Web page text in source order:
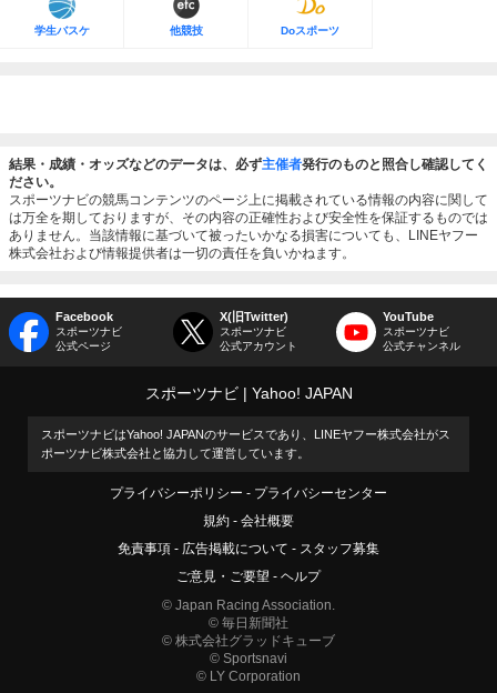
学生バスケ 他競技 Doスポーツ
結果・成績・オッズなどのデータは、必ず主催者発行のものと照合し確認してく
ださい。
スポーツナビの競馬コンテンツのページ上に掲載されている情報の内容に関して
は万全を期しておりますが、その内容の正確性および安全性を保証するものでは
ありません。当該情報に基づいて被ったいかなる損害についても、LINEヤフー
株式会社および情報提供者は一切の責任を負いかねます。
Facebook
スポーツナビ
公式ページ
X(旧Twitter)
スポーツナビ
公式アカウント
YouTube
スポーツナビ
公式チャンネル
スポーツナビ Yahoo! JAPAN
スポーツナビはYahoo! JAPANのサービスであり、LINEヤフー株式会社がス
ポーツナビ株式会社と協力して運営しています。
プライバシーポリシー
プライバシーセンター
規約
会社概要
免責事項
広告掲載について
スタッフ募集
ご意見・ご要望
ヘルプ
© Japan Racing Association.
© 毎日新聞社
© 株式会社グラッドキューブ
© Sportsnavi
© LY Corporation